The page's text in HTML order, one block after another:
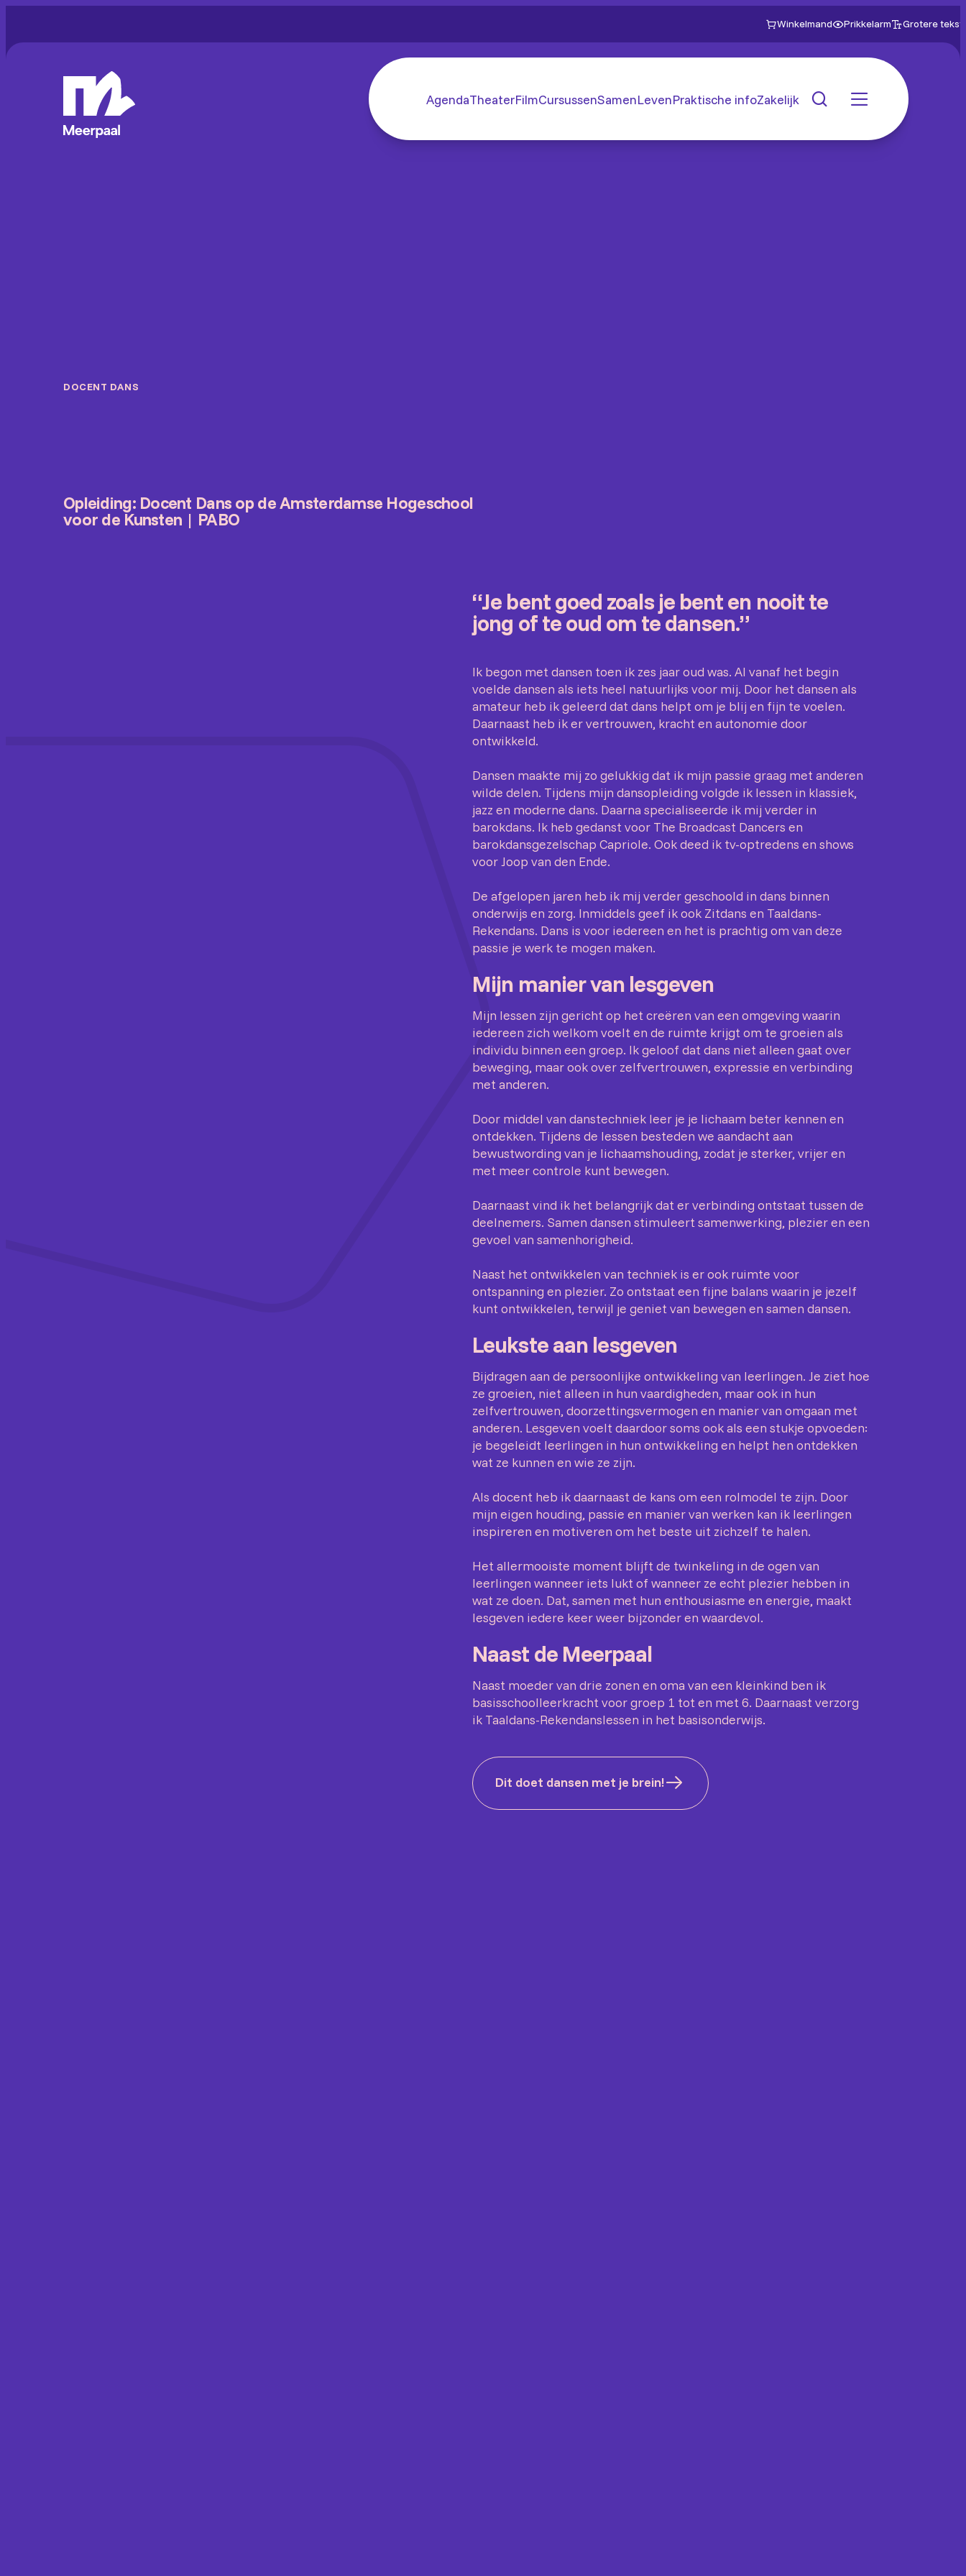
Winkelmand Prikkelarm Grotere tekst
AgendaTheaterFilmCursussenSamenLevenPraktische infoZakelijk
DOCENT DANS
Opleiding: Docent Dans op de Amsterdamse Hogeschool
voor de Kunsten | PABO
“Je bent goed zoals je bent en nooit te
jong of te oud om te dansen.”
Ik begon met dansen toen ik zes jaar oud was. Al vanaf het begin
voelde dansen als iets heel natuurlijks voor mij. Door het dansen als
amateur heb ik geleerd dat dans helpt om je blij en fijn te voelen.
Daarnaast heb ik er vertrouwen, kracht en autonomie door
ontwikkeld.
Dansen maakte mij zo gelukkig dat ik mijn passie graag met anderen
wilde delen. Tijdens mijn dansopleiding volgde ik lessen in klassiek,
jazz en moderne dans. Daarna specialiseerde ik mij verder in
barokdans. Ik heb gedanst voor The Broadcast Dancers en
barokdansgezelschap Capriole. Ook deed ik tv-optredens en shows
voor Joop van den Ende.
De afgelopen jaren heb ik mij verder geschoold in dans binnen
onderwijs en zorg. Inmiddels geef ik ook Zitdans en Taaldans-
Rekendans. Dans is voor iedereen en het is prachtig om van deze
passie je werk te mogen maken.
Mijn manier van lesgeven
Mijn lessen zijn gericht op het creëren van een omgeving waarin
iedereen zich welkom voelt en de ruimte krijgt om te groeien als
individu binnen een groep. Ik geloof dat dans niet alleen gaat over
beweging, maar ook over zelfvertrouwen, expressie en verbinding
met anderen.
Door middel van danstechniek leer je je lichaam beter kennen en
ontdekken. Tijdens de lessen besteden we aandacht aan
bewustwording van je lichaamshouding, zodat je sterker, vrijer en
met meer controle kunt bewegen.
Daarnaast vind ik het belangrijk dat er verbinding ontstaat tussen de
deelnemers. Samen dansen stimuleert samenwerking, plezier en een
gevoel van samenhorigheid.
Naast het ontwikkelen van techniek is er ook ruimte voor
ontspanning en plezier. Zo ontstaat een fijne balans waarin je jezelf
kunt ontwikkelen, terwijl je geniet van bewegen en samen dansen.
Leukste aan lesgeven
Bijdragen aan de persoonlijke ontwikkeling van leerlingen. Je ziet hoe
ze groeien, niet alleen in hun vaardigheden, maar ook in hun
zelfvertrouwen, doorzettingsvermogen en manier van omgaan met
anderen. Lesgeven voelt daardoor soms ook als een stukje opvoeden:
je begeleidt leerlingen in hun ontwikkeling en helpt hen ontdekken
wat ze kunnen en wie ze zijn.
Als docent heb ik daarnaast de kans om een rolmodel te zijn. Door
mijn eigen houding, passie en manier van werken kan ik leerlingen
inspireren en motiveren om het beste uit zichzelf te halen.
Het allermooiste moment blijft de twinkeling in de ogen van
leerlingen wanneer iets lukt of wanneer ze echt plezier hebben in
wat ze doen. Dat, samen met hun enthousiasme en energie, maakt
lesgeven iedere keer weer bijzonder en waardevol.
Naast de Meerpaal
Naast moeder van drie zonen en oma van een kleinkind ben ik
basisschoolleerkracht voor groep 1 tot en met 6. Daarnaast verzorg
ik Taaldans-Rekendanslessen in het basisonderwijs.
Dit doet dansen met je brein!